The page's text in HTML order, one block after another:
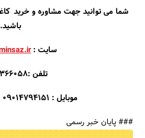
شما می توانید جهت مشاوره و خرید
باشید.
سایت :
تلفن :02177366058
موبایل : 09014794151 - 09190499956
### پایان خبر رسمی